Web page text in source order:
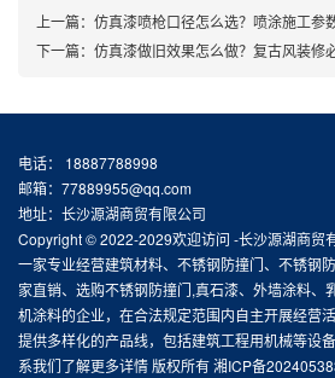
上一篇： 仿真漆喷枪口径怎么选？喷涂施工参
下一篇： 仿真漆做旧效果怎么做？复古风装修
电话： 18887788998
邮箱：77889955@qq.com
地址：长沙源湖商贸有限公司
Copyright © 2022-2029欢迎访问 -长沙源湖商贸
一家专业经营建筑材料、不锈钢防撞门、不锈钢
家直销、选购不锈钢防撞门,真石漆、外墙涂料、
机涂料的企业，在合法规定范围内自主开展经营
提供多样化的产品线，包括建筑工程用机械等设
系我们了解更多详情 版权所有湘ICP备